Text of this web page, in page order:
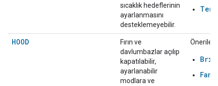
sıcaklık hedeflerinin
ayarlanmasını
desteklemeyebilir.
HOOD
Fırın ve
davlumbazlar açılıp
kapatılabilir,
ayarlanabilir
modlara ve
Önerilen: